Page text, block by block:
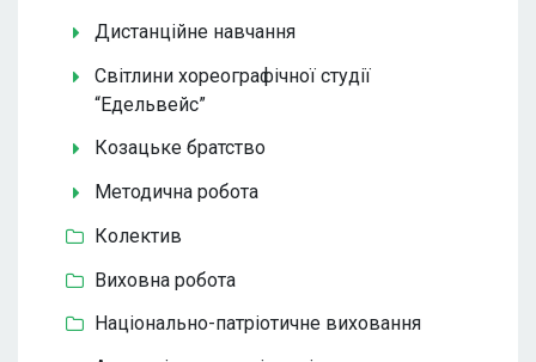
Дистанційне навчання
Світлини хореографічної студії
“Едельвейс”
Козацьке братство
Методична робота
Колектив
Виховна робота
Національно-патріотичне виховання